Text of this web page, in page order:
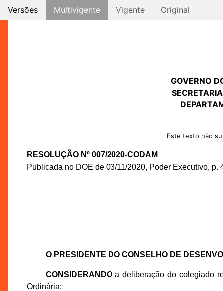
Versões Multivigente Vigente Original
GOVERNO
Este texto não
RESOLUÇÃO Nº 007/2020-CODAM
Publicada no DOE de 03/11/2020, Poder Executivo, p.
O PRESIDENTE DO CONSELHO DE
CONSIDERANDOa deliberação do colegiado
Ordinária;